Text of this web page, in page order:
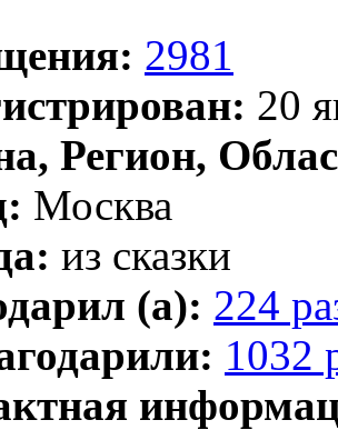
2981
20
Регион,
Москва
из сказки
(а): 224
1032